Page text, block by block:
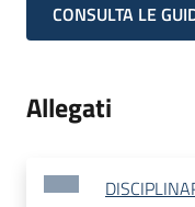
CONSULTA LE
Allegati